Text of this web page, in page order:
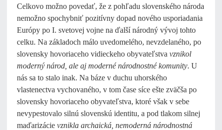
Celkovo možno povedať, že z pohľadu slovenského národa
nemožno spochybniť pozitívny dopad nového usporiadania
Európy po I. svetovej vojne na ďalší národný vývoj tohto
celku. Na základoch málo uvedomelého, nevzdelaného, po
slovensky hovoriaceho vidieckeho obyvateľstva vznikol
moderný národ, ale aj moderné národnostné komunity. U
nás sa to stalo inak. Na báze v duchu uhorského
vlastenectva vychovaného, v tom čase síce ešte zväčša po
slovensky hovoriaceho obyvateľstva, ktoré však v sebe
nevypestovalo silnú slovenskú identitu, a pod tlakom silnej
maďarizácie vznikla archaická, nemoderná národnostná